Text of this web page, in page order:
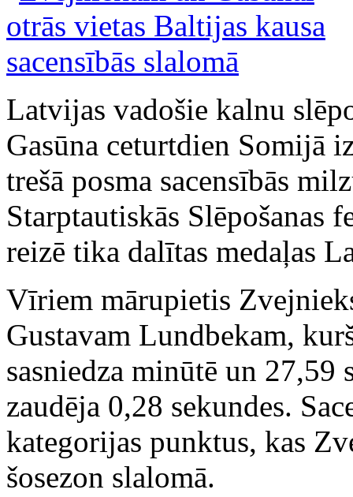
Latvijas vadošie kalnu
Gasūna ceturtdien Somijā
trešā posma sacensībās
Starptautiskās Slēpošanas
reizē tika dalītas medaļas
Vīriem mārupietis
Gustavam Lundbekam,
sasniedza minūtē un 27,59
zaudēja 0,28 sekundes.
kategorijas punktus, kas
šosezon slalomā.